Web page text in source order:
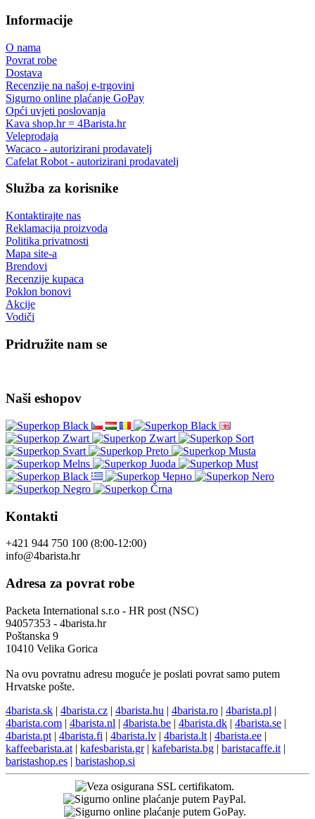
Informacije
O nama
Povrat robe
Dostava
Recenzije na našoj e-trgovini
Sigurno online plaćanje GoPay
Opći uvjeti poslovanja
Kava shop.hr = 4Barista.hr
Veleprodaja
Wacaco - autorizirani prodavatelj
Cafelat Robot - autorizirani prodavatelj
Služba za korisnike
Kontaktirajte nas
Reklamacija proizvoda
Politika privatnosti
Mapa site-a
Brendovi
Recenzije kupaca
Poklon bonovi
Akcije
Vodiči
Pridružite nam se
Naši eshopov
Kontakti
+421 944 750 100 (8:00-12:00)
info@4barista.hr
Adresa za povrat robe
Packeta International s.r.o - HR post (NSC)
94057353 - 4barista.hr
Poštanska 9
10410 Velika Gorica
Na ovu povratnu adresu moguće je poslati povrat samo putem
Hrvatske pošte.
4barista.sk | 4barista.cz | 4barista.hu | 4barista.ro | 4barista.pl |
4barista.com | 4barista.nl | 4barista.be | 4barista.dk | 4barista.se |
4barista.pt | 4barista.fi | 4barista.lv | 4barista.lt | 4barista.ee |
kaffeebarista.at | kafesbarista.gr| kafebarista.bg | baristacaffe.it |
baristashop.es | baristashop.si